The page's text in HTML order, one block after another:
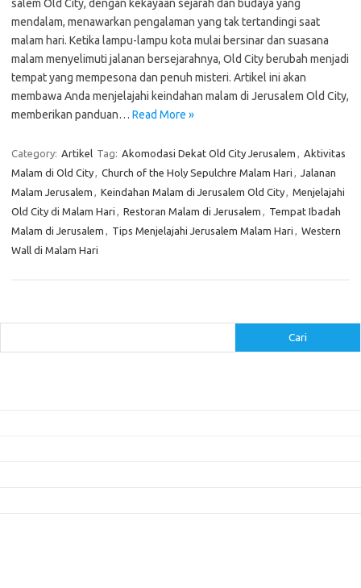
salem Old City, dengan kekayaan sejarah dan budaya yang
mendalam, menawarkan pengalaman yang tak tertandingi saat
malam hari. Ketika lampu-lampu kota mulai bersinar dan suasana
malam menyelimuti jalanan bersejarahnya, Old City berubah menjadi
tempat yang mempesona dan penuh misteri. Artikel ini akan
membawa Anda menjelajahi keindahan malam di Jerusalem Old City,
memberikan panduan… Read More »
Category: Artikel Tag: Akomodasi Dekat Old City Jerusalem , Aktivitas
Malam di Old City, Church of the Holy Sepulchre Malam Hari , Jalanan
Malam Jerusalem , Keindahan Malam di Jerusalem Old City, Menjelajahi
Old City di Malam Hari , Restoran Malam di Jerusalem , Tempat Ibadah
Malam di Jerusalem , Tips Menjelajahi Jerusalem Malam Hari , Western
Wall di Malam Hari
Cari